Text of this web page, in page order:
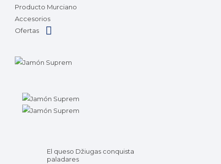
Producto Murciano
Accesorios
Ofertas
El queso Džiugas conquista
paladares